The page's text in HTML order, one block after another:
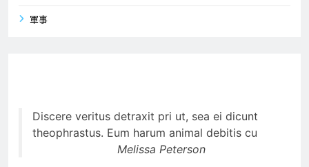
軍事
Discere veritus detraxit pri ut, sea ei dicunt
theophrastus. Eum harum animal debitis cu
Melissa Peterson